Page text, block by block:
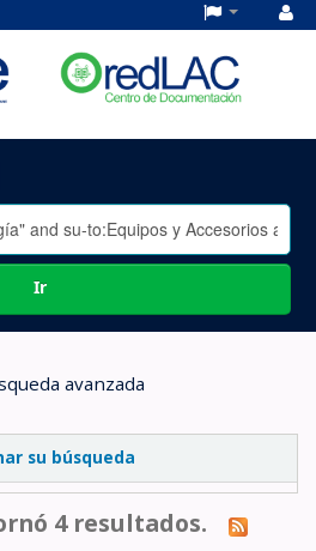
Ir
avanzada
su búsqueda
4 resultados.